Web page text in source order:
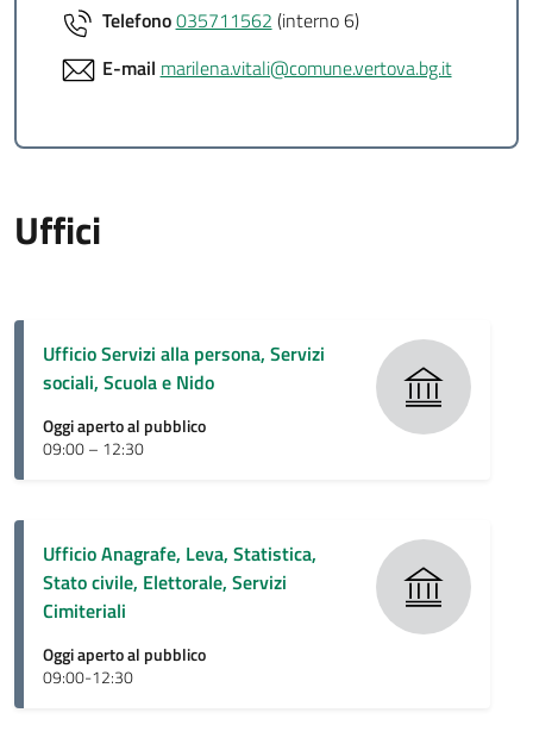
Telefono035711562 (interno 6)
E-mail marilena.vitali@comune.vertova.bg.it
Uffici
Ufficio Servizi alla persona, Servizi
sociali, Scuola e Nido
Oggi aperto al pubblico
09:00 – 12:30
Ufficio Anagrafe, Leva, Statistica,
Stato civile, Elettorale, Servizi
Cimiteriali
Oggi aperto al pubblico
09:00-12:30